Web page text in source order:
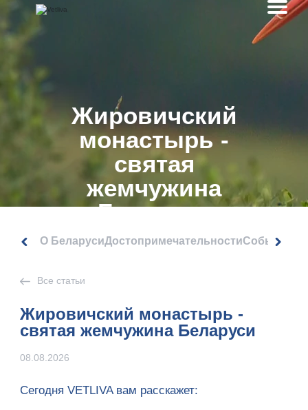
Жировичский
монастырь -
святая
жемчужина
Беларуси
О БеларусиДостопримечательностиСобытия
Все статьи
Жировичский монастырь -
святая жемчужина Беларуси
08.08.2026
Сегодня VETLIVA вам расскажет: